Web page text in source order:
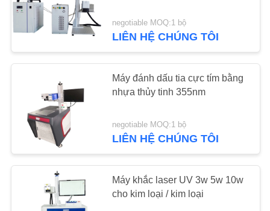
KIỂM
CHẤT
LƯỢNG
LIÊN
CHÚNG
Máy khắc laser CO2
Máy khắc laser cầm
tay
negotiable MOQ:1 bộ
LIÊN HỆ CHÚNG TÔI
Máy đánh dấu tia cực tím bằng
nhựa thủy tinh 355nm
negotiable MOQ:1 bộ
LIÊN HỆ CHÚNG TÔI
Máy khắc laser UV 3w 5w 10w
cho kim loại / kim loại